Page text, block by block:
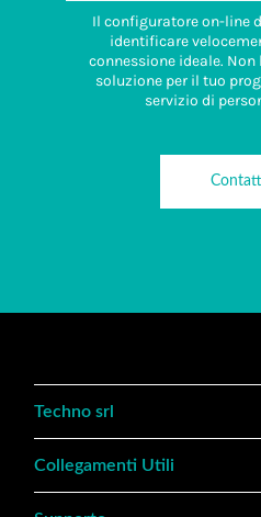
Il configuratore on-line
identificare
connessione ideale.
soluzione per il tuo
servizio di
Techno srl
Collegamenti Utili